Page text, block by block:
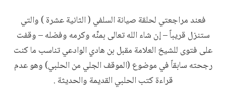
فعند مراجعتي لحلقة صيانة السلفي ( الثانية عشرة ) والتي
ستنزل قريباً – إن شاء الله تعالى بمنِّه وكرمه وفضله – وقفت
على فتوى للشيخ العلامة مقبل بن هادي الوادعي تناسب ما كنت
رجحته سابقاً في موضوع (الموقف الجلي من الحلبي) وهو عدم
قراءة كتب الحلبي القديمة والحديثة .